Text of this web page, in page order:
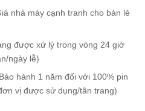
nhà máy cạnh tranh cho bán lẻ
được xử lý trong vòng 24 giờ
ngày lễ)
Bảo hành 1 năm đối với 100% pin
vị được sử dụng/tân trang)